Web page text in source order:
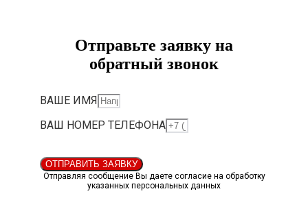
Отправьте заявку на
обратный звонок
ВАШЕ ИМЯ
ВАШ НОМЕР ТЕЛЕФОНА
ОТПРАВИТЬ ЗАЯВКУ
Отправляя сообщение Вы даете согласие на обработку
указанных персональных данных